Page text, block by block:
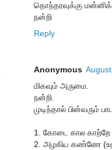
தொந்தரவுக்கு
நன்றி
Reply
Anonymous
மிகவும் அருமை.
நன்றி.
முடிந்தால் பின்வரும்
1. கோடை கால
2. அழகிய கண்ணே